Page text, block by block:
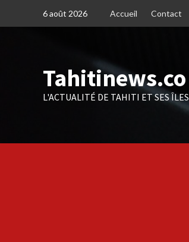
6 août 2026 Accueil Contact
Tahitinews.co
L'ACTUALITÉ DE TAHITI ET SES ÎLES